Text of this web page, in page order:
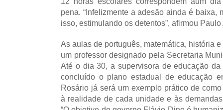
pena. “Infelizmente a adesão ainda é baixa,
isso, estimulando os detentos”, afirmou
As aulas de português, matemática, história
um professor designado pela Secretaria
Até o dia 30, a supervisora de educação
concluído o plano estadual de educação
Rosário já será um exemplo prático de
à realidade de cada unidade e às